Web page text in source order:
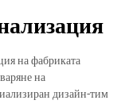
на фабриката
на
дизайн-тим